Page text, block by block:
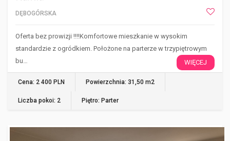
DĘBOGÓRSKA
Oferta bez prowizji !!!!Komfortowe mieszkanie w wysokim
standardzie z ogródkiem. Położone na parterze w trzypiętrowym
bu…
WIĘCEJ
Cena: 2 400 PLN Powierzchnia: 31,50 m2
Liczba pokoi: 2 Piętro: Parter